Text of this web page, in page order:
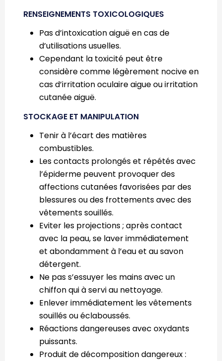
RENSEIGNEMENTS TOXICOLOGIQUES
Pas d’intoxication aiguë en cas de
d’utilisations usuelles.
Cependant la toxicité peut être
considère comme légèrement nocive en
cas d’irritation oculaire aigue ou irritation
cutanée aiguë.
STOCKAGE ET MANIPULATION
Tenir à l’écart des matières
combustibles.
Les contacts prolongés et répétés avec
l’épiderme peuvent provoquer des
affections cutanées favorisées par des
blessures ou des frottements avec des
vêtements souillés.
Eviter les projections ; après contact
avec la peau, se laver immédiatement
et abondamment à l’eau et au savon
détergent.
Ne pas s’essuyer les mains avec un
chiffon qui à servi au nettoyage.
Enlever immédiatement les vêtements
souillés ou éclaboussés.
Réactions dangereuses avec oxydants
puissants.
Produit de décomposition dangereux :